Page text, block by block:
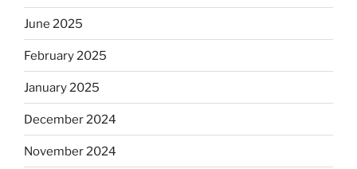
June 2025
February 2025
January 2025
December 2024
November 2024